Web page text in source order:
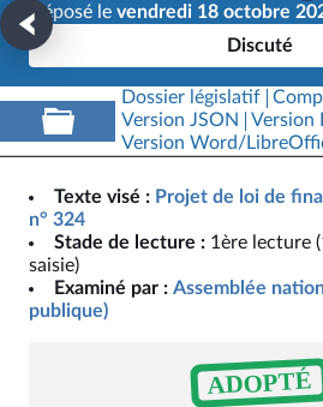
Déposé le vendredi 18 octobre
Discuté
Dossier législatif
Version JSON
Version
Version Word/
Texte visé : Projet de loi de
n° 324
Stade de lecture : 1ère lecture
saisie)
Examiné par : Assemblée
publique)
ADOPTÉ